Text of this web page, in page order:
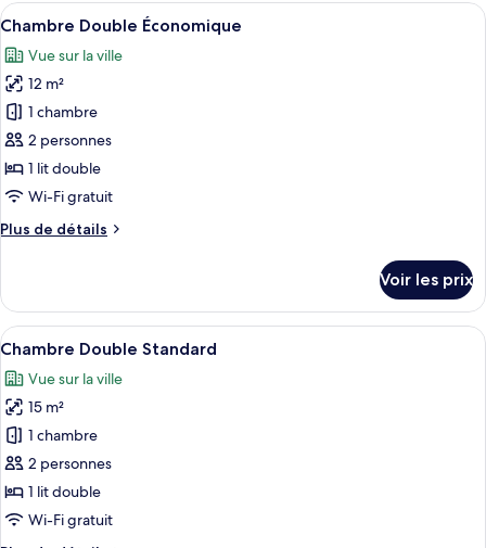
Afficher
toutes
les
photos
pour
ce
type
de
chambre :
Chambre
Une chambre d’hôtel avec un lit, un
4
Chambre Double Économique
Vue sur la ville
12 m²
1 chambre
2 personnes
1 lit double
Wi-Fi gratuit
Plus de détails
Plus
le
type
de
Chambre
Double
Économique
Voir les prix
Afficher
toutes
les
photos
pour
ce
type
de
chambre :
Une chambre d’hôtel avec un
7
Chambre Double Standard
Vue sur la ville
15 m²
1 chambre
2 personnes
1 lit double
Wi-Fi gratuit